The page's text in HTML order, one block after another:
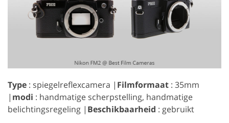
Type : spiegelreflexcamera | Filmformaat : 35mm
| modi : handmatige scherpstelling, handmatige
belichtingsregeling | Beschikbaarheid : gebruikt